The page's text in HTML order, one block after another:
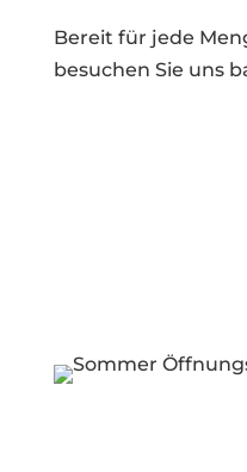
Bereit für jede
besuchen Sie uns